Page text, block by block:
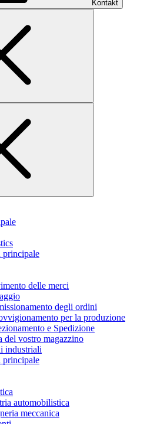
Kontakt
principale
delle merci
degli ordini
per la produzione
e Spedizione
del vostro magazzino
industriali
principale
automobilistica
meccanica